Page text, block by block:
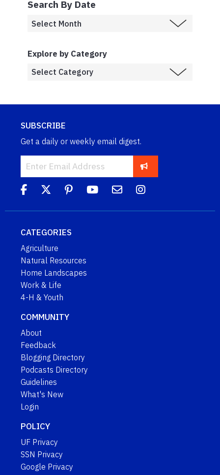
Search By Date
Explore by Category
SUBSCRIBE
Get a daily or weekly email digest.
CATEGORIES
Agriculture
Natural Resources
Home Landscapes
Work & Life
4-H & Youth
COMMUNITY
About
Feedback
Blogging Directory
Podcasts Directory
Guidelines
What's New
Login
POLICY
UF Privacy
SSN Privacy
Google Privacy